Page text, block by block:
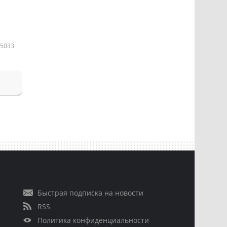
5033
Быстрая подписка на новости
RSS
Политика конфиденциальности